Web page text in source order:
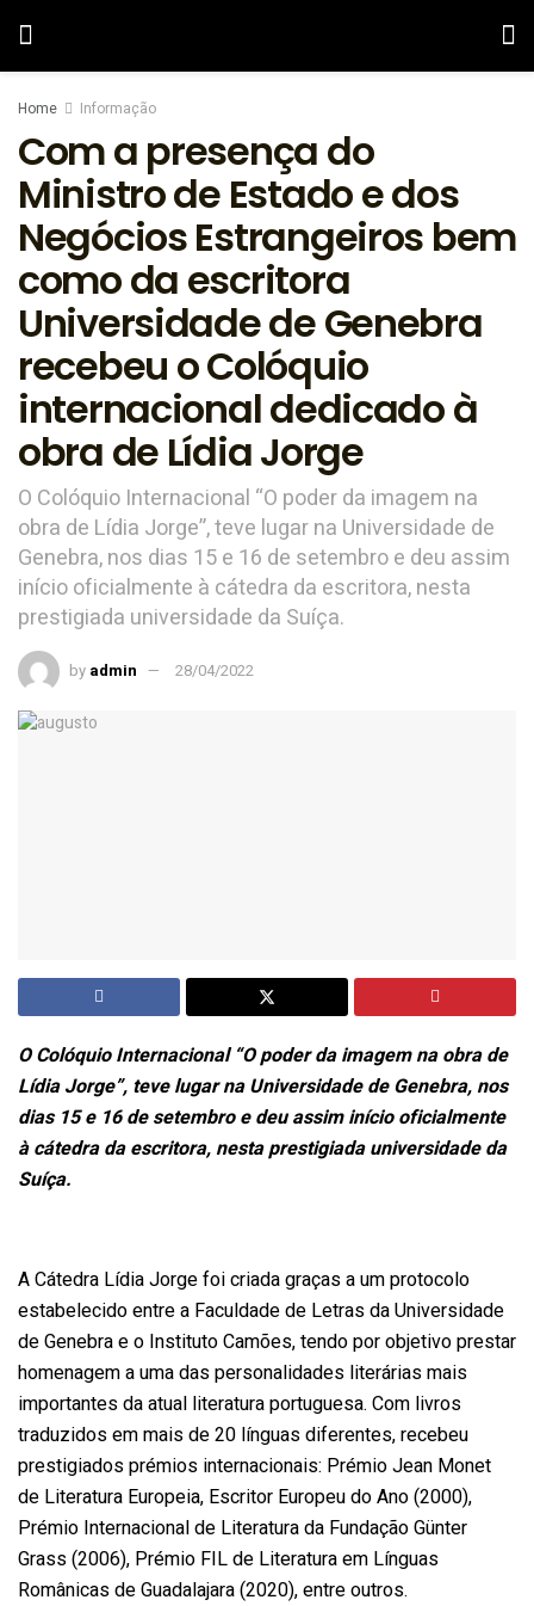
Home Informação
Com a presença do
Ministro de Estado e dos
Negócios Estrangeiros bem
como da escritora
Universidade de Genebra
recebeu o Colóquio
internacional dedicado à
obra de Lídia Jorge
O Colóquio Internacional “O poder da imagem na
obra de Lídia Jorge”, teve lugar na Universidade de
Genebra, nos dias 15 e 16 de setembro e deu assim
início oficialmente à cátedra da escritora, nesta
prestigiada universidade da Suíça.
by admin 28/04/2022
O Colóquio Internacional “O poder da imagem na obra de
Lídia Jorge”, teve lugar na Universidade de Genebra, nos
dias 15 e 16 de setembro e deu assim início oficialmente
à cátedra da escritora, nesta prestigiada universidade da
Suíça.
A Cátedra Lídia Jorge foi criada graças a um protocolo
estabelecido entre a Faculdade de Letras da Universidade
de Genebra e o Instituto Camões, tendo por objetivo prestar
homenagem a uma das personalidades literárias mais
importantes da atual literatura portuguesa. Com livros
traduzidos em mais de 20 línguas diferentes, recebeu
prestigiados prémios internacionais: Prémio Jean Monet
de Literatura Europeia, Escritor Europeu do Ano (2000),
Prémio Internacional de Literatura da Fundação Günter
Grass (2006), Prémio FIL de Literatura em Línguas
Românicas de Guadalajara (2020), entre outros.